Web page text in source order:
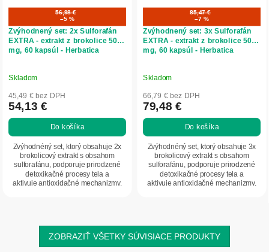
56,98 €
–5 %
Zvýhodnený set: 2x Sulforafán
EXTRA - extrakt z brokolice 500
mg, 60 kapsúl - Herbatica
Skladom
45,49 € bez DPH
54,13 €
Do košíka
Zvýhodnéný set, ktorý obsahuje 2x
brokolicový extrakt s obsahom
sulforafánu, podporuje prirodzené
detoxikačné procesy tela a
aktivuje antioxidačné mechanizmy.
85,47 €
–7 %
Zvýhodnený set: 3x Sulforafán
EXTRA - extrakt z brokolice 500
mg, 60 kapsúl - Herbatica
Skladom
66,79 € bez DPH
79,48 €
Do košíka
Zvýhodnéný set, ktorý obsahuje 3x
brokolicový extrakt s obsahom
sulforafánu, podporuje prirodzené
detoxikačné procesy tela a
aktivuje antioxidačné mechanizmy.
ZOBRAZIŤ VŠETKY SÚVISIACE PRODUKTY